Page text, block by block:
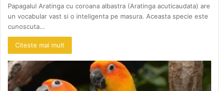
Papagalul Aratinga cu coroana albastra (Aratinga acuticaudata) are
un vocabular vast si o inteligenta pe masura. Aceasta specie este
cunoscuta…
Citeste mai mult